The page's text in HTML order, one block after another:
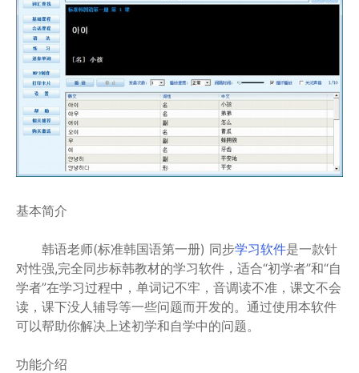
基本简介
韩语老师(标准韩国语第一册) 同步学习软件是一款针
对性强,完全同步标韩教材的学习软件，适合“初学者”和“自
学者”在学习过程中，单词记不牢，音调读不准，课文不会
读，课下没人辅导等一些问题而开发的。通过使用本软件
可以帮助你解决上述初学和自学中的问题。
功能介绍